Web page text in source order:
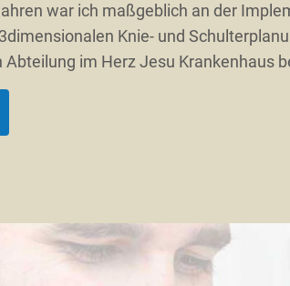
war ich maßgeblich an der
Knie- und
im Herz Jesu Krankenhaus